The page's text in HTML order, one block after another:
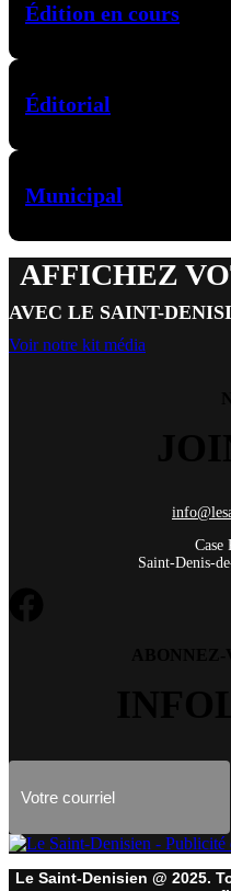
Édition en cours
Éditorial
Municipal
AFFICHEZ
AVEC LE SAINT-
Voir notre kit média
Case
Saint-Denis-
Le Saint-Denisien @ 2025.